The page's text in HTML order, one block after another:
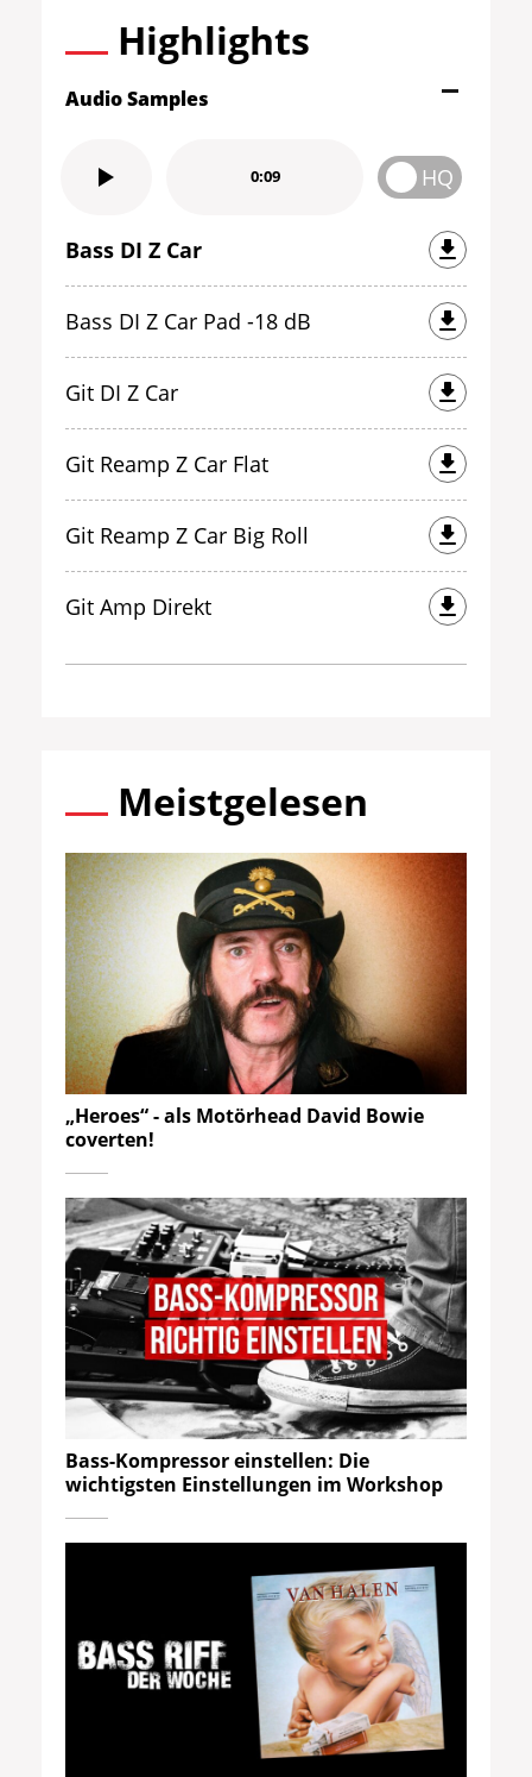
Highlights
Audio Samples
0:09 HQ
Bass DI Z Car
Bass DI Z Car Pad -18 dB
Git DI Z Car
Git Reamp Z Car Flat
Git Reamp Z Car Big Roll
Git Amp Direkt
Meistgelesen
„Heroes“ - als Motörhead David Bowie
coverten!
Bass-Kompressor einstellen: Die
wichtigsten Einstellungen im Workshop